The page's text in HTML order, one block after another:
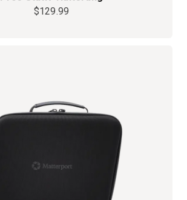
$129.99